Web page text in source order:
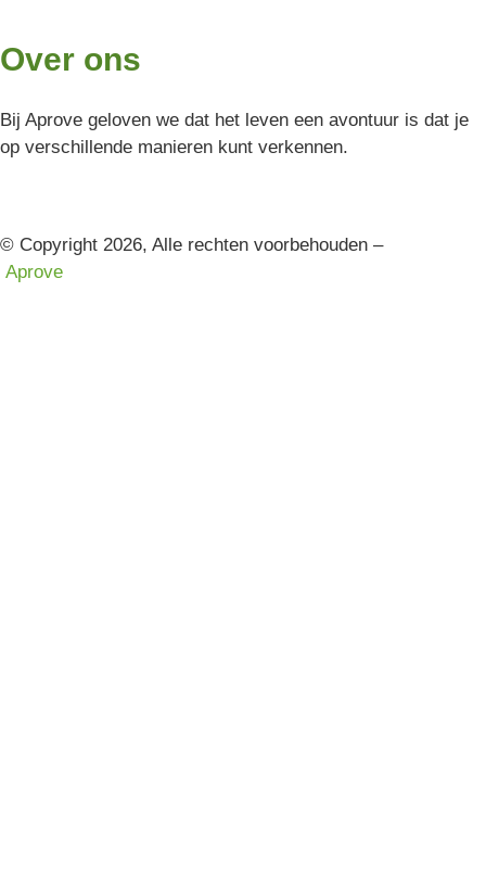
Over ons
Bij Aprove geloven we dat het leven een avontuur is dat je
op verschillende manieren kunt verkennen.
© Copyright 2026, Alle rechten voorbehouden –
Aprove